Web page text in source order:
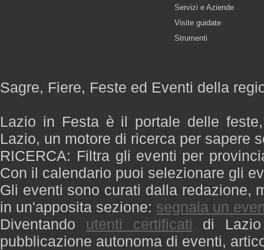
Servizi e Aziende
Visite guidate
Strumenti
Sagre, Fiere, Feste ed Eventi della
Lazio in Festa è il portale delle
Lazio, un motore di ricerca per sapere
RICERCA: Filtra gli eventi per
Con il calendario puoi selezionare gli
Gli eventi sono curati dalla redazione,
in un'apposita sezione: segnala un
Diventando utenti certificati di
pubblicazione autonoma di eventi,